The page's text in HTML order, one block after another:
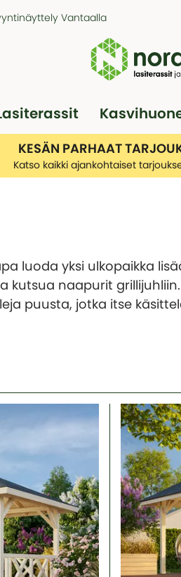
Vantaalla
Pergola
KESÄN PARHAAT
Katso kaikki ajankohtaiset
luoda yksi ulkopaikka
kutsua naapurit
puusta, jotka itse